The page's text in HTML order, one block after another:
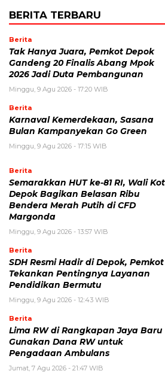
BERITA TERBARU
Berita
Tak Hanya Juara, Pemkot Depok
Gandeng 20 Finalis Abang Mpok
2026 Jadi Duta Pembangunan
Minggu, 9 Agu 2026 - 17:20 WIB
Berita
Karnaval Kemerdekaan, Sasana
Bulan Kampanyekan Go Green
Minggu, 9 Agu 2026 - 17:15 WIB
Berita
Semarakkan HUT ke-81 RI, Wali
Depok Bagikan Belasan Ribu
Bendera Merah Putih di CFD
Margonda
Minggu, 9 Agu 2026 - 13:57 WIB
Berita
SDH Resmi Hadir di Depok, Pemkot
Tekankan Pentingnya Layanan
Pendidikan Bermutu
Minggu, 9 Agu 2026 - 12:43 WIB
Berita
Lima RW di Rangkapan Jaya Baru
Gunakan Dana RW untuk
Pengadaan Ambulans
Jumat, 7 Agu 2026 - 21:47 WIB